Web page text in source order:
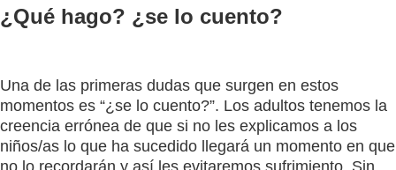
¿Qué hago? ¿se lo cuento?
Una de las primeras dudas que surgen en estos
momentos es “¿se lo cuento?”. Los adultos tenemos la
creencia errónea de que si no les explicamos a los
niños/as lo que ha sucedido llegará un momento en que
no lo recordarán y así les evitaremos sufrimiento. Sin